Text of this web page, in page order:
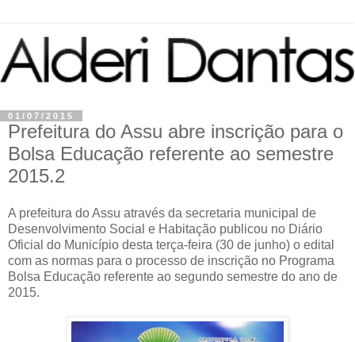
01/07/2015
Prefeitura do Assu abre inscrição para o
Bolsa Educação referente ao semestre
2015.2
A prefeitura do Assu através da secretaria municipal de
Desenvolvimento Social e Habitação publicou no Diário
Oficial do Município desta terça-feira (30 de junho) o edital
com as normas para o processo de inscrição no Programa
Bolsa Educação referente ao segundo semestre do ano de
2015.